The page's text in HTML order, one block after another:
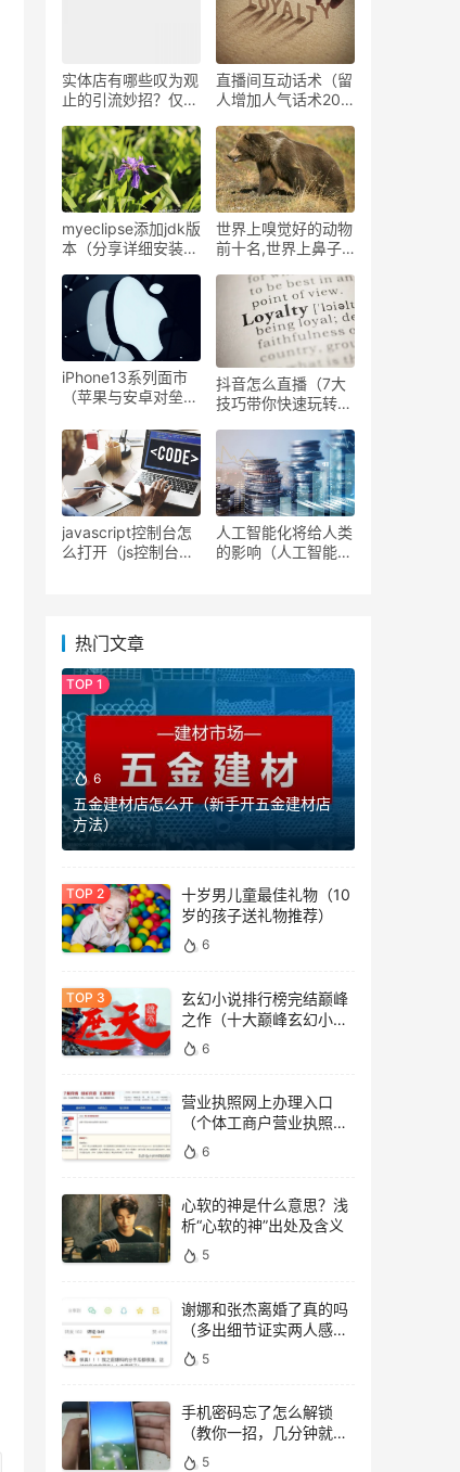
实体店有哪些叹为观
止的引流妙招？仅用
1000人
直播间互动话术（留
人增加人气话术20
myeclipse添加jdk版
本（分享详细安装步
世界上嗅觉好的动物
前十名,世界上鼻子
iPhone13系列面市
（苹果与安卓对垒高
抖音怎么直播（7大
技巧带你快速玩转抖
javascript控制台怎
么打开（js控制台使
人工智能化将给人类
的影响（人工智能发
热门文章
6
五金建材店怎么开（新手开五金建材店
方法）
十岁男儿童最佳礼物（10
岁的孩子送礼物推荐）
6
玄幻小说排行榜完结巅峰
之作（十大巅峰玄幻小说
排行榜）
6
营业执照网上办理入口
（个体工商户营业执照办
理网址）
6
心软的神是什么意思？浅
析“心软的神”出处及含义
5
谢娜和张杰离婚了真的吗
（多出细节证实两人感情
稳定）
5
手机密码忘了怎么解锁
（教你一招，几分钟就能
顺利解锁）
5